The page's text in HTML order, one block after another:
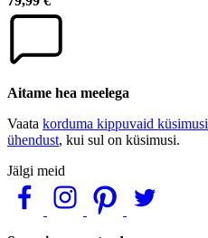
Aitame hea meelega
Vaata korduma kippuvaid küsimusi
ühendust, kui sul on küsimusi.
Jälgi meid